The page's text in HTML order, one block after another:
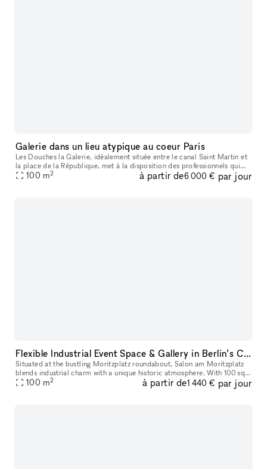
Galerie dans un lieu atypique au coeur Paris
Les Douches la Galerie, idéalement située entre le canal Saint Martin et
la place de la République, met à la disposition des professionnels qui
souhaitent organiser un événement un espace calme
100 m2 à partir de6 000 € par jour
Flexible Industrial Event Space & Gallery in Berlin’s Creative Quarter: Moritzplatz, Kreuzberg
Situated at the bustling Moritzplatz roundabout, Salon am Moritzplatz
blends industrial charm with a unique historic atmosphere. With 100 sq.
m. of adaptable space, expansive south-facing windows ov
100 m2 à partir de1 440 € par jour